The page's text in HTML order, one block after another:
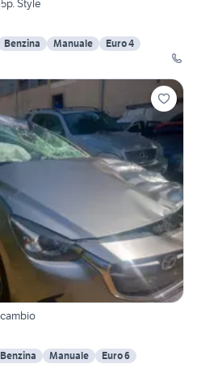
Style
Benzina Manuale
Euro 4
Benzina Manuale Euro 6